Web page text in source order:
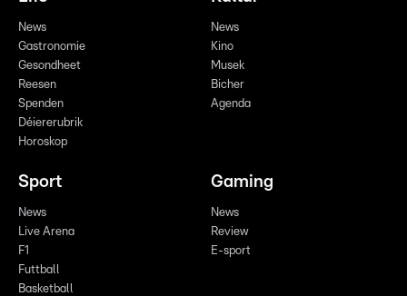
News
Gastronomie
Gesondheet
Reesen
Spenden
Déiererubrik
Horoskop
News
Kino
Musek
Bicher
Agenda
Sport
News
Live Arena
F1
Futtball
Basketball
Gaming
News
Review
E-sport